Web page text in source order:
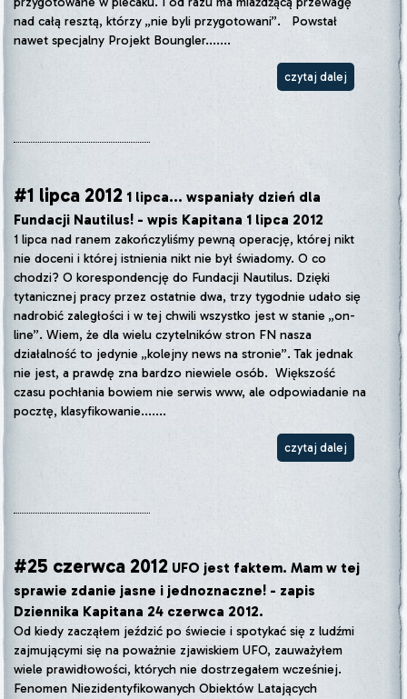
nad całą resztą, którzy „nie byli przygotowani”. Powstał
nawet specjalny Projekt Boungler.......
czytaj dalej
#1 lipca 2012 1 lipca... wspaniały dzień dla
Fundacji Nautilus! - wpis Kapitana 1 lipca 2012
1 lipca nad ranem zakończyliśmy pewną operację, której nikt
nie doceni i której istnienia nikt nie był świadomy. O co
chodzi? O korespondencję do Fundacji Nautilus. Dzięki
tytanicznej pracy przez ostatnie dwa, trzy tygodnie udało się
nadrobić zaległości i w tej chwili wszystko jest w stanie „on-
line”. Wiem, że dla wielu czytelników stron FN nasza
działalność to jedynie „kolejny news na stronie”. Tak jednak
nie jest, a prawdę zna bardzo niewiele osób. Większość
czasu pochłania bowiem nie serwis www, ale odpowiadanie na
pocztę, klasyfikowanie.......
czytaj dalej
#25 czerwca 2012 UFO jest faktem. Mam w tej
sprawie zdanie jasne i jednoznaczne! - zapis
Dziennika Kapitana 24 czerwca 2012.
Od kiedy zacząłem jeździć po świecie i spotykać się z ludźmi
zajmującymi się na poważnie zjawiskiem UFO, zauważyłem
wiele prawidłowości, których nie dostrzegałem wcześniej.
Fenomen Niezidentyfikowanych Obiektów Latających